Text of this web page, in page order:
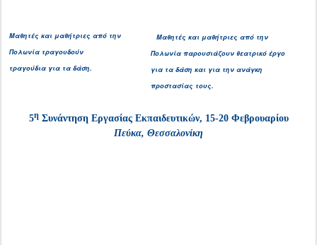
Μαθητές και μαθήτριες από την
Πολωνία τραγουδούν
τραγούδια για τα δάση.
Μαθητές και μαθήτριες από την
Πολωνία παρουσιάζουν θεατρικό έργο
για τα δάση και για την ανάγκη
προστασίας τους.
5ηΣυνάντηση Εργασίας Εκπαιδευτικών, 15-20 Φεβρουαρίου
Πεύκα, Θεσσαλονίκη